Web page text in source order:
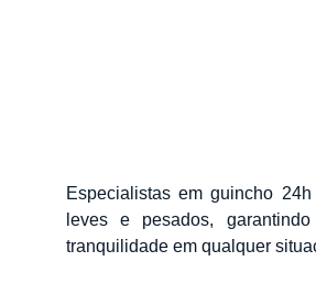
Especialistas em guincho
leves e pesados,
tranquilidade em qualquer